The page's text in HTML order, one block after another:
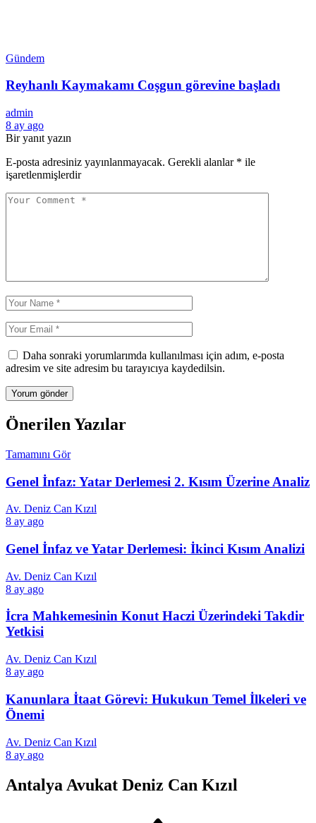
Gündem
Reyhanlı Kaymakamı Coşgun görevine başladı
admin
8 ay ago
Bir yanıt yazın
E-posta adresiniz yayınlanmayacak. Gerekli alanlar * ile
işaretlenmişlerdir
Daha sonraki yorumlarımda kullanılması için adım, e-posta
adresim ve site adresim bu tarayıcıya kaydedilsin.
Önerilen Yazılar
Tamamını Gör
Genel İnfaz: Yatar Derlemesi 2. Kısım Üzerine Analiz
Av. Deniz Can Kızıl
8 ay ago
Genel İnfaz ve Yatar Derlemesi: İkinci Kısım Analizi
Av. Deniz Can Kızıl
8 ay ago
İcra Mahkemesinin Konut Haczi Üzerindeki Takdir
Yetkisi
Av. Deniz Can Kızıl
8 ay ago
Kanunlara İtaat Görevi: Hukukun Temel İlkeleri ve
Önemi
Av. Deniz Can Kızıl
8 ay ago
Antalya Avukat Deniz Can Kızıl